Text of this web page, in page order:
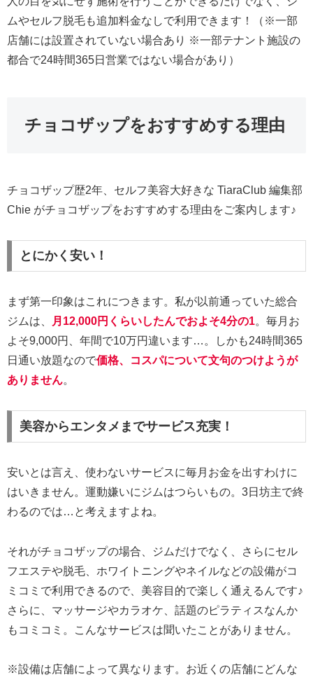
ムやセルフ脱毛も追加料金なしで利用できます！（※一部
店舗には設置されていない場合あり ※一部テナント施設の
都合で24時間365日営業ではない場合があり）
チョコザップをおすすめする理由
チョコザップ歴2年、セルフ美容大好きな TiaraClub 編集部
Chie がチョコザップをおすすめする理由をご案内します♪
とにかく安い！
まず第一印象はこれにつきます。私が以前通っていた総合
ジムは、
月12,000円くらいしたんでおよそ4分の1。毎月お
よそ9,000円、年間で10万円違います…。しかも24時間365
日通い放題なので価格、コスパについて文句のつけようが
ありません。
美容からエンタメまでサービス充実！
安いとは言え、使わないサービスに毎月お金を出すわけに
はいきません。運動嫌いにジムはつらいもの。3日坊主で終
わるのでは…と考えますよね。
それがチョコザップの場合、ジムだけでなく、さらにセル
フエステや脱毛、ホワイトニングやネイルなどの設備がコ
ミコミで利用できるので、美容目的で楽しく通えるんです♪
さらに、マッサージやカラオケ、話題のピラティスなんか
もコミコミ。こんなサービスは聞いたことがありません。
※設備は店舗によって異なります。お近くの店舗にどんな